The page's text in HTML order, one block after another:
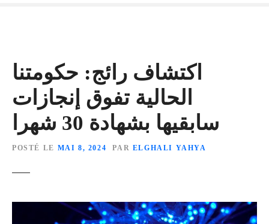
اكتشاف رائج: حكومتنا
الحالية تفوق إنجازات
سابقيها بشهادة 30 شهرا
POSTÉ LE MAI 8, 2024 PAR ELGHALI YAHYA